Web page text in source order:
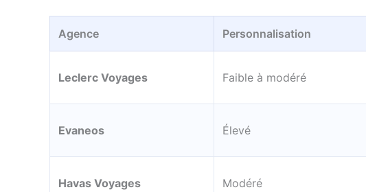
Agence Personnalisation
Leclerc Voyages Faible à modéré
Evaneos Élevé
Havas Voyages Modéré